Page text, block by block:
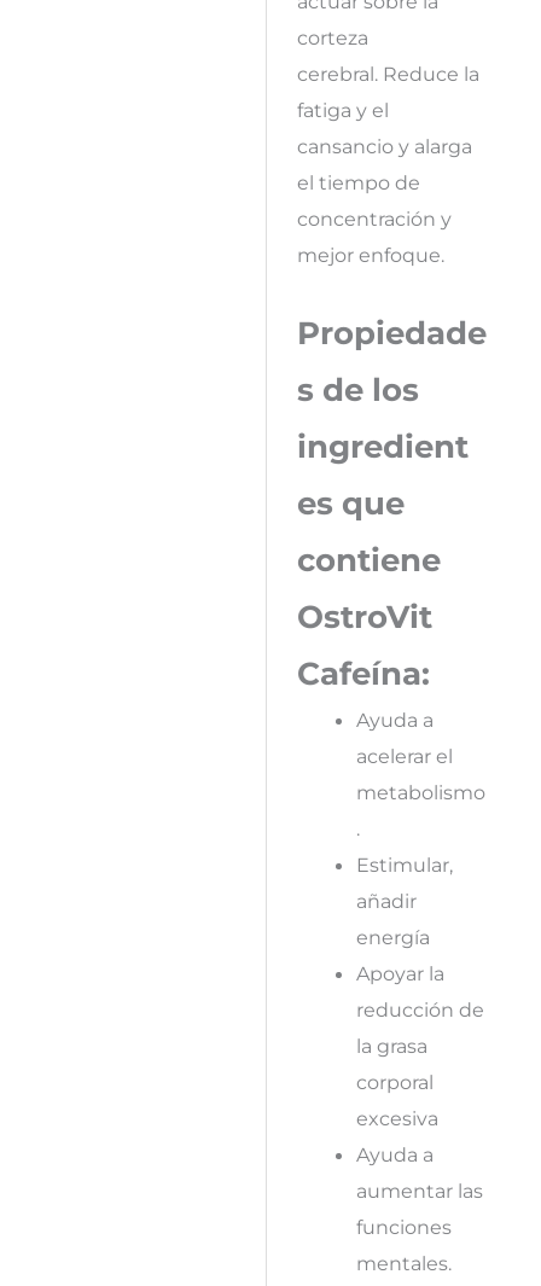
corteza
cerebral. Reduce la
fatiga y el
cansancio y alarga
el tiempo de
concentración y
mejor enfoque.
Propiedade
s de los
ingredient
es que
contiene
OstroVit
Cafeína:
Ayuda a
acelerar el
metabolismo
.
Estimular,
añadir
energía
Apoyar la
reducción de
la grasa
corporal
excesiva
Ayuda a
aumentar las
funciones
mentales.